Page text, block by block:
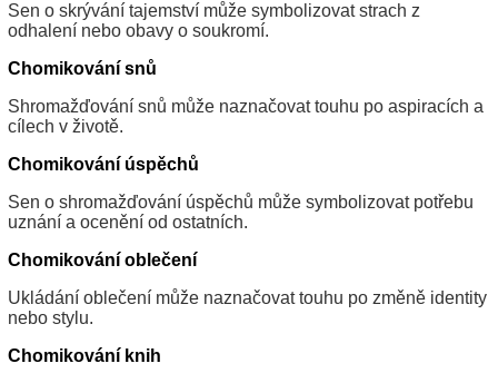
Sen o skrývání tajemství může symbolizovat strach z
odhalení nebo obavy o soukromí.
Chomikování snů
Shromažďování snů může naznačovat touhu po aspiracích a
cílech v životě.
Chomikování úspěchů
Sen o shromažďování úspěchů může symbolizovat potřebu
uznání a ocenění od ostatních.
Chomikování oblečení
Ukládání oblečení může naznačovat touhu po změně identity
nebo stylu.
Chomikování knih